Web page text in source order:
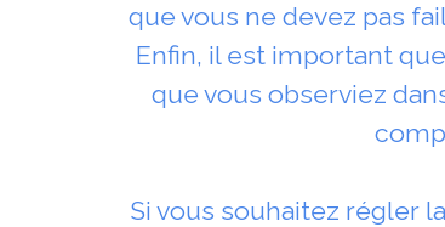
que vous ne devez pas
Enfin, il est important
que vous observiez
Si vous souhaitez régler